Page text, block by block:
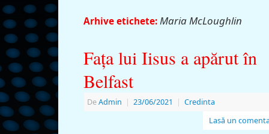
Arhive etichete: Maria McLoughlin
Faţa lui Iisus a apărut în
Belfast
DeAdmin | 23/06/2021 | Credinta
Lasă un